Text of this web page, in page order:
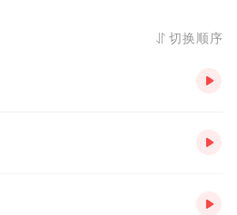
切换顺序